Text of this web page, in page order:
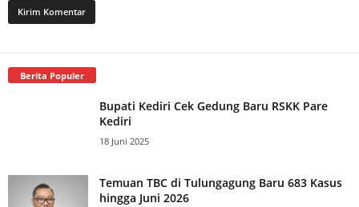
Berita Populer
Bupati Kediri Cek Gedung Baru RSKK Pare
Kediri
18 Juni 2025
Temuan TBC di Tulungagung Baru 683 Kasus
hingga Juni 2026